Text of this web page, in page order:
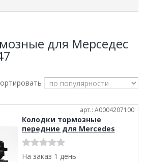
для Мерседес
арт.: A0004207100
Колодки тормозные
передние для Mercedes
На заказ 1 день